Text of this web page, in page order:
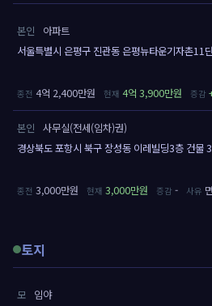
본인
아파트
서울특별시 은평구 진관동 은평뉴타운기자촌11
4억 2,400만원 4억 3,900만원
본인
사무실(전세(임차)권)
경상북도 포항시 북구 장성동 이레빌딩3층 건
3,000만원 3,000만원 -
토지
모
임야